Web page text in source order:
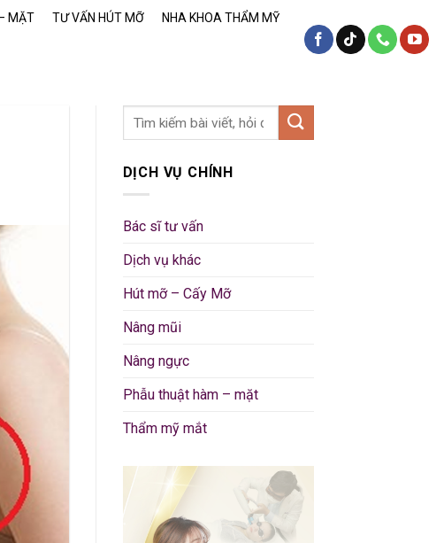
MẶT TƯ VẤN HÚT MỠ NHA KHOA THẨM MỸ
DỊCH VỤ CHÍNH
Bác sĩ tư vấn
Dịch vụ khác
Hút mỡ – Cấy Mỡ
Nâng mũi
Nâng ngực
Phẫu thuật hàm – mặt
Thẩm mỹ mắt